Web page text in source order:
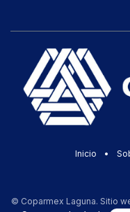
Inicio •
© Coparmex Laguna. Sitio